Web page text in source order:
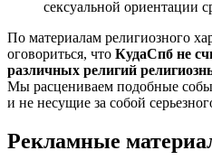
сексуальной ориентации
По материалам религиозного
оговориться, что КудаСпб не
различных религий
Мы расцениваем подобные
и не несущие за собой
Рекламные